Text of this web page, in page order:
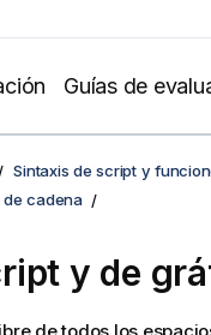
Guías de
Sintaxis de script y
de cadena
y de